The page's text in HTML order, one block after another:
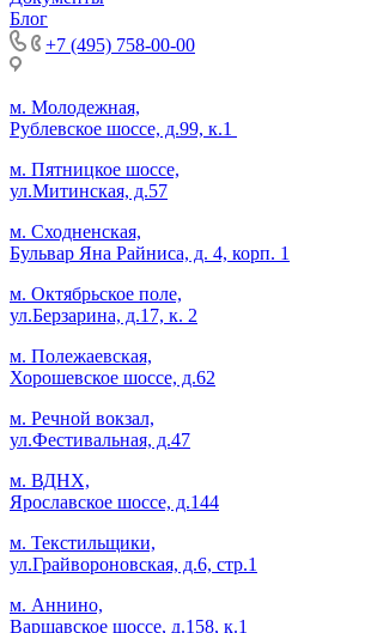
Блог
+7 (495) 758-00-00
м. Молодежная,
Рублевское шоссе, д.99, к.1
м. Пятницкое шоссе,
ул.Митинская, д.57
м. Сходненская,
Бульвар Яна Райниса, д. 4, корп. 1
м. Октябрьское поле,
ул.Берзарина, д.17, к. 2
м. Полежаевская,
Хорошевское шоссе, д.62
м. Речной вокзал,
ул.Фестивальная, д.47
м. ВДНХ,
Ярославское шоссе, д.144
м. Текстильщики,
ул.Грайвороновская, д.6, стр.1
м. Аннино,
Варшавское шоссе, д.158, к.1